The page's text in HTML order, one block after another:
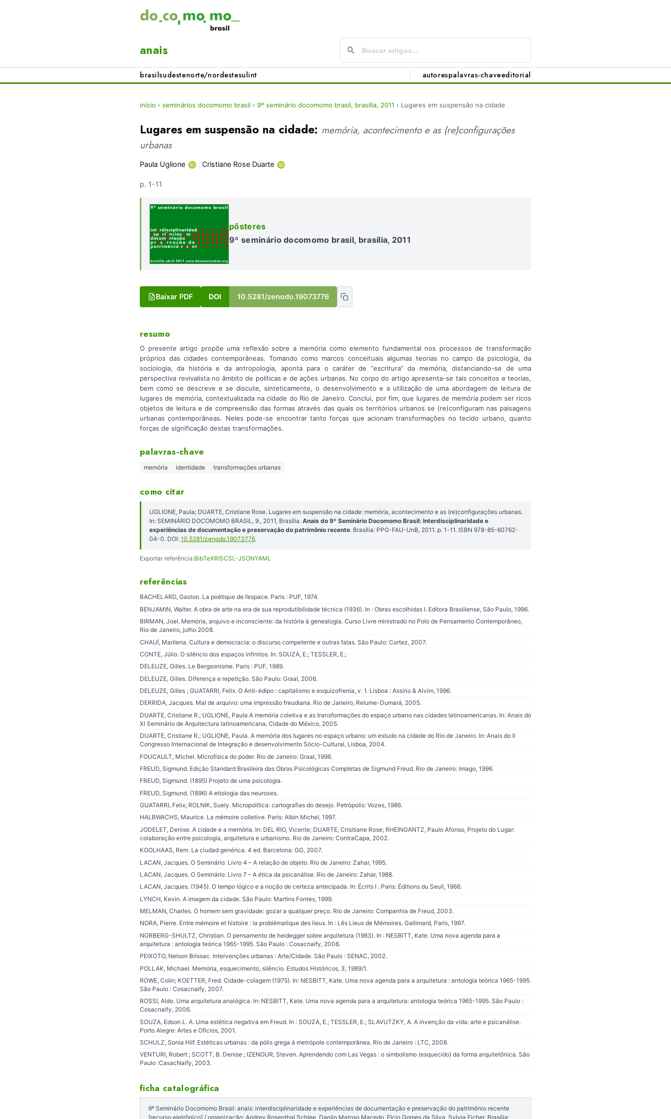
anais
brasilsudestenorte/nordestesulint autorespalavras-chaveeditorial
início › seminários docomomo brasil › 9º seminário docomomo brasil, brasília, 2011 › Lugares em suspensão na cidade
Lugares em suspensão na cidade: memória, acontecimento e as (re)configurações
urbanas
Paula Uglione ;Cristiane Rose Duarte
p. 1-11
pôsteres
9º seminário docomomo brasil, brasília, 2011
Baixar PDF DOI 10.5281/zenodo.19073776
resumo
O presente artigo propõe uma reflexão sobre a memória como elemento fundamental nos processos de transformação
próprios das cidades contemporâneas. Tomando como marcos conceituais algumas teorias no campo da psicologia, da
sociologia, da história e da antropologia, aponta para o caráter de “escritura” da memória, distanciando-se de uma
perspectiva revivalista no âmbito de políticas e de ações urbanas. No corpo do artigo apresenta-se tais conceitos e teorias,
bem como se descreve e se discute, sinteticamente, o desenvolvimento e a utilização de uma abordagem de leitura de
lugares de memória, contextualizada na cidade do Rio de Janeiro. Conclui, por fim, que lugares de memória podem ser ricos
objetos de leitura e de compreensão das formas através das quais os territórios urbanos se (re)configuram nas paisagens
urbanas contemporâneas. Neles pode-se encontrar tanto forças que acionam transformações no tecido urbano, quanto
forças de significação destas transformações.
palavras-chave
memória identidade transformações urbanas
como citar
UGLIONE, Paula; DUARTE, Cristiane Rose. Lugares em suspensão na cidade: memória, acontecimento e as (re)configurações urbanas.
In: SEMINÁRIO DOCOMOMO BRASIL, 9., 2011, Brasília. Anais do 9º Seminário Docomomo Brasil: Interdisciplinaridade e
experiências de documentação e preservação do patrimônio recente. Brasília: PPG-FAU-UnB, 2011. p. 1-11. ISBN 978-85-60762-
04-0. DOI: 10.5281/zenodo.19073776.
Exportar referência:BibTeXRISCSL-JSONYAML
referências
BACHELARD, Gaston. La poétique de l’espace. Paris : PUF, 1974.
BENJAMIN, Walter. A obra de arte na era de sua reprodutibilidade técnica (1936). In : Obras escolhidas I. Editora Brasiliense, São Paulo, 1996.
BIRMAN, Joel. Memória, arquivo e inconsciente: da história à genealogia. Curso Livre ministrado no Polo de Pensamento Contemporâneo,
Rio de Janeiro, julho 2008.
CHAUÍ, Marilena. Cultura e democracia: o discurso competente e outras falas. São Paulo: Cortez, 2007.
CONTE, Júlio. O silêncio dos espaços infinitos. In: SOUZA, E.; TESSLER, E.;
DELEUZE, Gilles. Le Bergsonisme. Paris : PUF, 1989.
DELEUZE, Gilles. Diferença e repetição. São Paulo: Graal, 2006.
DELEUZE, Gilles ; GUATARRI, Felix. O Anti-édipo : capitalismo e esquizofrenia, v. 1. Lisboa : Assirio & Alvim, 1996.
DERRIDA, Jacques. Mal de arquivo: uma impressão freudiana. Rio de Janeiro, Relume-Dumará, 2005.
DUARTE, Cristiane R.; UGLIONE, Paula A memória coletiva e as transformações do espaço urbano nas cidades latinoamericanas. In: Anais do
XI Seminário de Arquitectura latinoamericana, Cidade do México, 2005.
DUARTE, Cristiane R.; UGLIONE, Paula. A memória dos lugares no espaço urbano: um estudo na cidade do Rio de Janeiro. In: Anais do II
Congresso Internacional de Integração e desenvolvimento Sócio-Cultural, Lisboa, 2004.
FOUCAULT, Michel. Microfísica do poder. Rio de Janeiro: Graal, 1996.
FREUD, Sigmund. Edição Standard Brasileira das Obras Psicológicas Completas de Sigmund Freud. Rio de Janeiro: Imago, 1996.
FREUD, Sigmund. (1895) Projeto de uma psicologia.
FREUD, Sigmund. (1896) A etiologia das neuroses.
GUATARRI, Felix; ROLNIK, Suely. Micropolítica: cartografias do desejo. Petrópolis: Vozes, 1986.
HALBWACHS, Maurice. La mémoire colletive. Paris: Albin Michel, 1997.
JODELET, Denise. A cidade e a memória. In: DEL RIO, Vicente; DUARTE, Crisitiane Rose; RHEINGANTZ, Paulo Afonso, Projeto do Lugar:
colaboração entre psicologia, arquitetura e urbanismo. Rio de Janeiro: ContraCapa, 2002.
KOOLHAAS, Rem. La ciudad genérica. 4 ed. Barcelona: GG, 2007.
LACAN, Jacques. O Seminário: Livro 4 – A relação de objeto. Rio de Janeiro: Zahar, 1995.
LACAN, Jacques. O Seminário: Livro 7 – A ética da psicanálise. Rio de Janeiro: Zahar, 1988.
LACAN, Jacques. (1945). O tempo lógico e a noção de certeza antecipada. In: Écrits I . Paris: Éditions du Seuil, 1966.
LYNCH, Kevin. A imagem da cidade. São Paulo: Martins Fontes, 1999.
MELMAN, Charles. O homem sem gravidade: gozar a qualquer preço. Rio de Janeiro: Companhia de Freud, 2003.
NORA, Pierre. Entre mémoire et histoire : la problématique des lieux. In : Lês Lieux de Mémoires. Gallimard, Paris, 1997.
NORBERG-SHULTZ, Christian. O pensamento de heidegger sobre arquitetura (1983). In : NESBITT, Kate. Uma nova agenda para a
arquitetura : antologia teórica 1965-1995. São Paulo : Cosacnaify, 2006.
PEIXOTO, Nelson Brissac. Intervenções urbanas : Arte/Cidade. São Paulo : SENAC, 2002.
POLLAK, Michael. Memória, esquecimento, silêncio. Estudos Históricos, 3, 1989/1.
ROWE, Colin; KOETTER, Fred. Cidade-colagem (1975). In: NESBITT, Kate. Uma nova agenda para a arquitetura : antologia teórica 1965-1995.
São Paulo : Cosacnaify, 2007.
ROSSI, Aldo. Uma arquitetura analógica. In: NESBITT, Kate. Uma nova agenda para a arquitetura: antologia teórica 1965-1995. São Paulo :
Cosacnaify, 2006.
SOUZA, Edson L. A. Uma estética negativa em Freud. In : SOUZA, E.; TESSLER, E.; SLAVUTZKY, A. A invenção da vida: arte e psicanálise.
Porto Alegre: Artes e Ofícios, 2001.
SCHULZ, Sonia Hilf. Estéticas urbanas : da pólis grega á metrópole contemporânea. Rio de Janeiro : LTC, 2008.
VENTURI, Robert ; SCOTT, B. Denise ; IZENOUR, Steven. Aprendendo com Las Vegas : o simbolismo (esquecido) da forma arquitetônica. São
Paulo :CasacNaify, 2003.
ficha catalográfica
9º Seminário Docomomo Brasil: anais: interdisciplinaridade e experiências de documentação e preservação do patrimônio recente
[recurso eletrônico] / organização: Andrey Rosenthal Schlee, Danilo Matoso Macedo, Elcio Gomes da Silva, Sylvia Ficher. Brasília: